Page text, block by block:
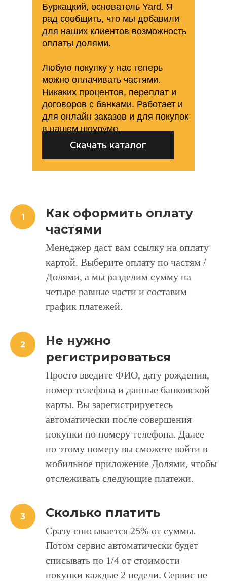
Буркацкий, основатель Yard. Я
рад сообщить, что мы добавили
для наших клиентов возможность
оплаты долями.
Любую покупку у нас теперь
можно оплачивать частями.
Никаких процентов, переплат и
договоров с банками. Работает и
для онлайн заказов и для покупок
в нашем шоуруме.
Скачать каталог
Как оформить оплату
частями
Менеджер даст вам ссылку на оплату
картой. Выберите оплату по частям /
Долями, а мы разделим сумму на
четыре равные части и составим
график платежей.
Не нужно
регистрироваться
Просто введите ФИО, дату рождения,
номер телефона и данные банковской
карты. Вы зарегистрируетесь
автоматически после совершения
покупки по номеру телефона. Далее
по этому номеру вы сможете войти в
мобильное приложение Долями, чтобы
отслеживать следующие платежи.
Сколько платить
Сразу списывается 25% от суммы.
Потом сервис автоматически будет
списывать по 1/4 от стоимости
покупки каждые 2 недели. Сервис не